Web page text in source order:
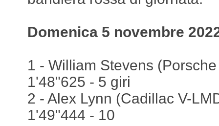
Domenica 5 novembre
1 - William Stevens
1'48"625 - 5 giri
2 - Alex Lynn (Cadillac V-
1'49"444 - 10